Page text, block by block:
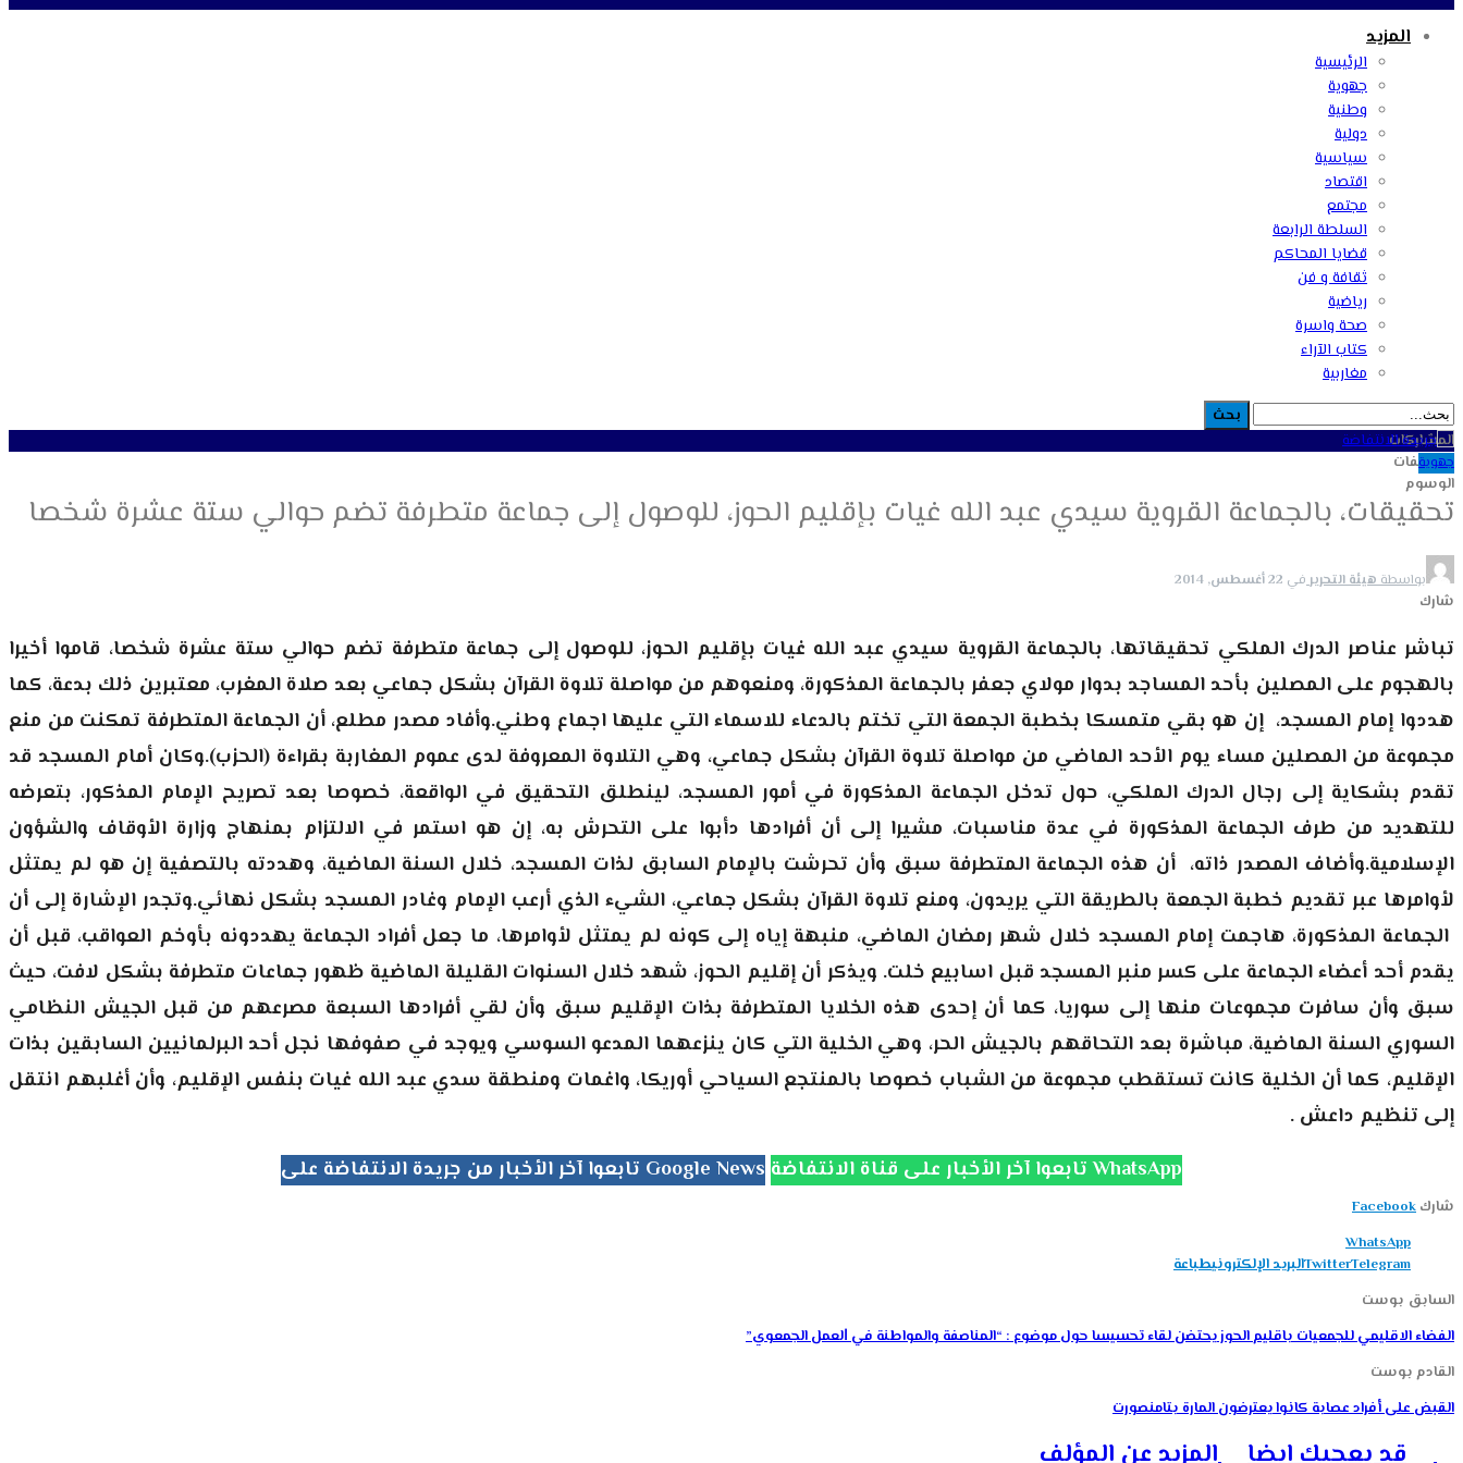
المزيد
الرئيسية
جهوية
وطنية
دولية
سياسية
اقتصاد
مجتمع
السلطة الرابعة
قضايا المحاكم
ثقافة و فن
رياضية
صحة واسرة
كتاب الآراء
مغاربية
المشاركات
التصنيفات
الوسوم
جهوية
تحقيقات، بالجماعة القروية سيدي عبد الله غيات بإقليم الحوز، للوصول إلى جماعة متطرفة تضم حوالي ستة عشرة شخصا
بواسطةهيئة التحرير في 22 أغسطس, 2014
شارك
تباشر عناصر الدرك الملكي تحقيقاتها، بالجماعة القروية سيدي عبد الله غيات بإقليم الحوز، للوصول إلى جماعة متطرفة تضم حوالي ستة عشرة شخصا، قاموا أخيرا
بالهجوم على المصلين بأحد المساجد بدوار مولاي جعفر بالجماعة المذكورة، ومنعوهم من مواصلة تلاوة القرآن بشكل جماعي بعد صلاة المغرب، معتبرين ذلك بدعة، كما
هددوا إمام المسجد، إن هو بقي متمسكا بخطبة الجمعة التي تختم بالدعاء للاسماء التي عليها اجماع وطني.وأفاد مصدر مطلع، أن الجماعة المتطرفة تمكنت من منع
مجموعة من المصلين مساء يوم الأحد الماضي من مواصلة تلاوة القرآن بشكل جماعي، وهي التلاوة المعروفة لدى عموم المغاربة بقراءة (الحزب).وكان أمام المسجد قد
تقدم بشكاية إلى رجال الدرك الملكي، حول تدخل الجماعة المذكورة في أمور المسجد، لينطلق التحقيق في الواقعة، خصوصا بعد تصريح الإمام المذكور، بتعرضه
للتهديد من طرف الجماعة المذكورة في عدة مناسبات، مشيرا إلى أن أفرادها دأبوا على التحرش به، إن هو استمر في الالتزام بمنهاج وزارة الأوقاف والشؤون
الإسلامية.وأضاف المصدر ذاته، أن هذه الجماعة المتطرفة سبق وأن تحرشت بالإمام السابق لذات المسجد، خلال السنة الماضية، وهددته بالتصفية إن هو لم يمتثل
لأوامرها عبر تقديم خطبة الجمعة بالطريقة التي يريدون، ومنع تلاوة القرآن بشكل جماعي، الشيء الذي أرعب الإمام وغادر المسجد بشكل نهائي.وتجدر الإشارة إلى أن
الجماعة المذكورة، هاجمت إمام المسجد خلال شهر رمضان الماضي، منبهة إياه إلى كونه لم يمتثل لأوامرها، ما جعل أفراد الجماعة يهددونه بأوخم العواقب، قبل أن
يقدم أحد أعضاء الجماعة على كسر منبر المسجد قبل اسابيع خلت. ويذكر أن إقليم الحوز، شهد خلال السنوات القليلة الماضية ظهور جماعات متطرفة بشكل لافت، حيث
سبق وأن سافرت مجموعات منها إلى سوريا، كما أن إحدى هذه الخلايا المتطرفة بذات الإقليم سبق وأن لقي أفرادها السبعة مصرعهم من قبل الجيش النظامي
السوري السنة الماضية، مباشرة بعد التحاقهم بالجيش الحر، وهي الخلية التي كان ينزعهما المدعو السوسي ويوجد في صفوفها نجل أحد البرلمانيين السابقين بذات
الإقليم، كما أن الخلية كانت تستقطب مجموعة من الشباب خصوصا بالمنتجع السياحي أوريكا، واغمات ومنطقة سدي عبد الله غيات بنفس الإقليم، وأن أغلبهم انتقل
إلى تنظيم داعش .
تابعوا آخر الأخبار من جريدة الانتفاضة على Google News
تابعوا آخر الأخبار على قناة الانتفاضة WhatsApp
شارك Facebook
WhatsApp
TwitterTelegram البريد الإلكترونيطباعة
السابق بوست
الفضاء الاقليمي للجمعيات باقليم الحوز يحتضن لقاء تحسيسا حول موضوع : “المناصفة والمواطنة ﻓﻲ ﺍﻟﻌﻤﻞ الجمعوي”
القادم بوست
القبض على أفراد عصابة كانوا يعترضون المارة بتامنصورت
قد يعجبك ايضا المزيد عن المؤلف